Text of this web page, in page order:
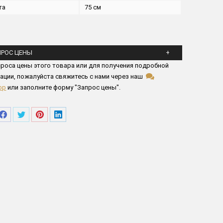
75 см
ЦЕНЫ
заполните все поля ниже
цены этого товара или для получения подробной
пожалуйста свяжитесь с нами через наш
или заполните форму "Запрос цены".
Поделиться
Поделиться
Поделиться
Поделиться